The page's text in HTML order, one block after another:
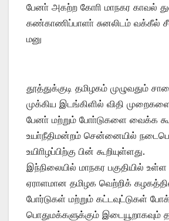
பேனா் அகற்ற கோாி மாநகர காவல்
கண்காணிப்பாளா் சுனலிடம் வக்கீல்
மனு
தூத்துக்குடி தமிழகம் முழுவதும்
முக்கிய இடங்கிளில் விதி முறைகளை
பேனா் மற்றும் போா்டுகளை வைக்க
உயா்நீதிமன்றம் சென்னையில்
உயிாிழப்பிற்கு பின் கூறியுள்ளது.
இந்நிலையில் மாநகர பகுதியில்
ஏராளமான தமிழக வெற்றிக்
போர்டுகள் மற்றும் கட்டவுட்டுகள்
பொதுமக்களுக்கும் இடையூறாகவும்